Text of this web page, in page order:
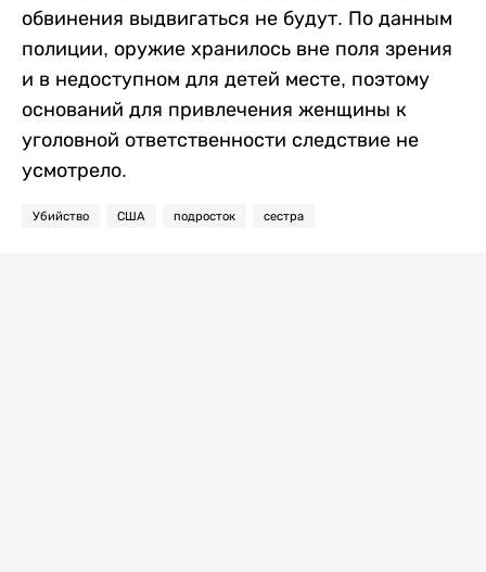
обвинения выдвигаться не будут. По данным
полиции, оружие хранилось вне поля зрения
и в недоступном для детей месте, поэтому
оснований для привлечения женщины к
уголовной ответственности следствие не
усмотрело.
Убийство США подросток сестра